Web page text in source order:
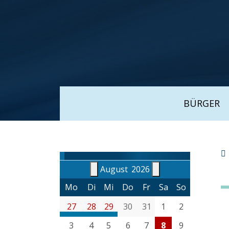
BÜRGER
August 2026
Mo
Di Mi Do Fr Sa
So
27
komunální odpad
28
komunální odpad
29
komunální odpad
30 31 1
2
3
4 5 6 7 8
9